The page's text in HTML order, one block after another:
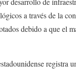
a través de la
debido a que el
registra